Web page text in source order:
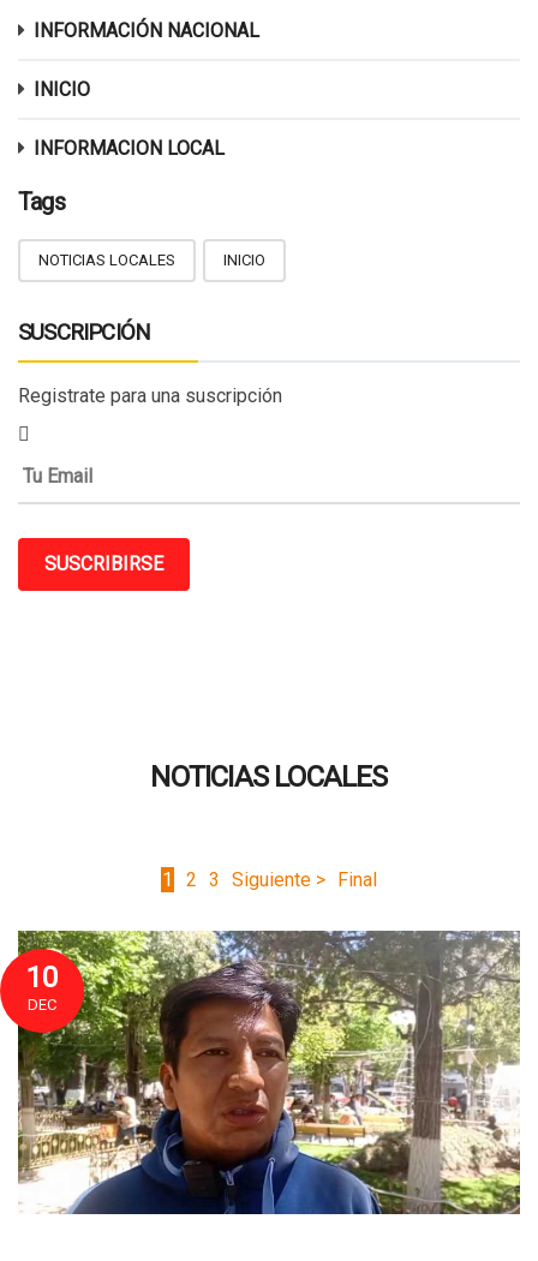
INFORMACIÓN NACIONAL
INICIO
INFORMACION LOCAL
Tags
NOTICIAS LOCALES INICIO
SUSCRIPCIÓN
Registrate para una suscripción
SUSCRIBIRSE
NOTICIAS LOCALES
1 2 3 Siguiente > Final
10
DEC